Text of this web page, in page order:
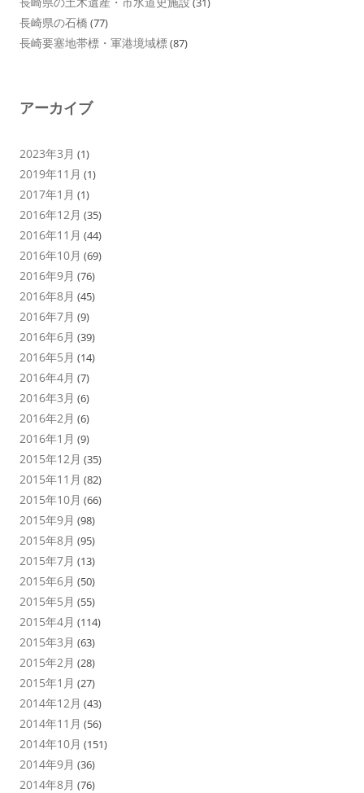
長崎県の石橋 (77)
長崎要塞地帯標・軍港境域標(87)
アーカイブ
2023年3月 (1)
2019年11月 (1)
2017年1月 (1)
2016年12月 (35)
2016年11月 (44)
2016年10月 (69)
2016年9月 (76)
2016年8月 (45)
2016年7月 (9)
2016年6月 (39)
2016年5月 (14)
2016年4月 (7)
2016年3月 (6)
2016年2月 (6)
2016年1月 (9)
2015年12月 (35)
2015年11月 (82)
2015年10月 (66)
2015年9月 (98)
2015年8月 (95)
2015年7月 (13)
2015年6月 (50)
2015年5月 (55)
2015年4月 (114)
2015年3月 (63)
2015年2月 (28)
2015年1月 (27)
2014年12月 (43)
2014年11月 (56)
2014年10月 (151)
2014年9月 (36)
2014年8月 (76)